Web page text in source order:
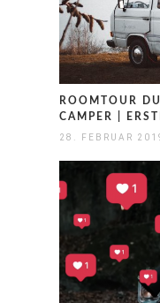
ROOMTOUR
CAMPER |
28. FEBRUAR